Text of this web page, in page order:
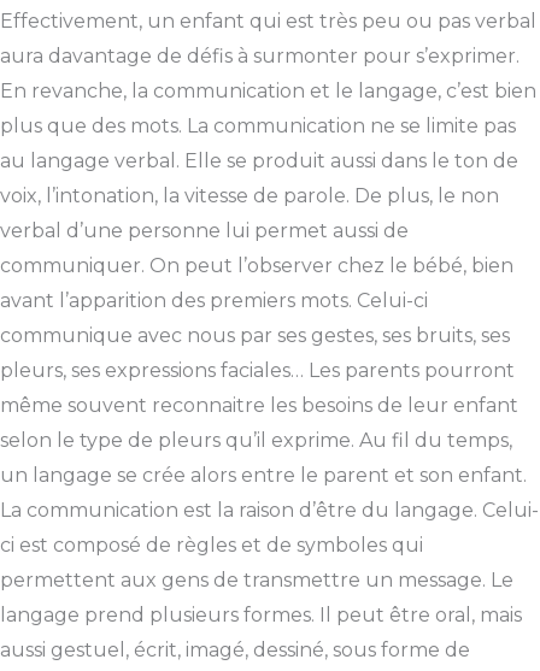
Effectivement, un enfant qui est très peu ou pas verbal
aura davantage de défis à surmonter pour s’exprimer.
En revanche, la communication et le langage, c’est bien
plus que des mots. La communication ne se limite pas
au langage verbal. Elle se produit aussi dans le ton de
voix, l’intonation, la vitesse de parole. De plus, le non
verbal d’une personne lui permet aussi de
communiquer. On peut l’observer chez le bébé, bien
avant l’apparition des premiers mots. Celui-ci
communique avec nous par ses gestes, ses bruits, ses
pleurs, ses expressions faciales… Les parents pourront
même souvent reconnaitre les besoins de leur enfant
selon le type de pleurs qu’il exprime. Au fil du temps,
un langage se crée alors entre le parent et son enfant.
La communication est la raison d’être du langage. Celui-
ci est composé de règles et de symboles qui
permettent aux gens de transmettre un message. Le
langage prend plusieurs formes. Il peut être oral, mais
aussi gestuel, écrit, imagé, dessiné, sous forme de